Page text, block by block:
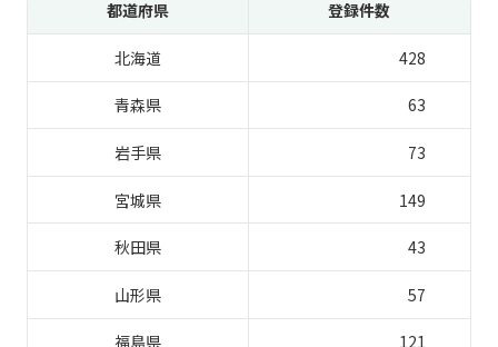
都道府県 登録件数
北海道 428
青森県 63
岩手県 73
宮城県 149
秋田県 43
山形県 57
福島県 121